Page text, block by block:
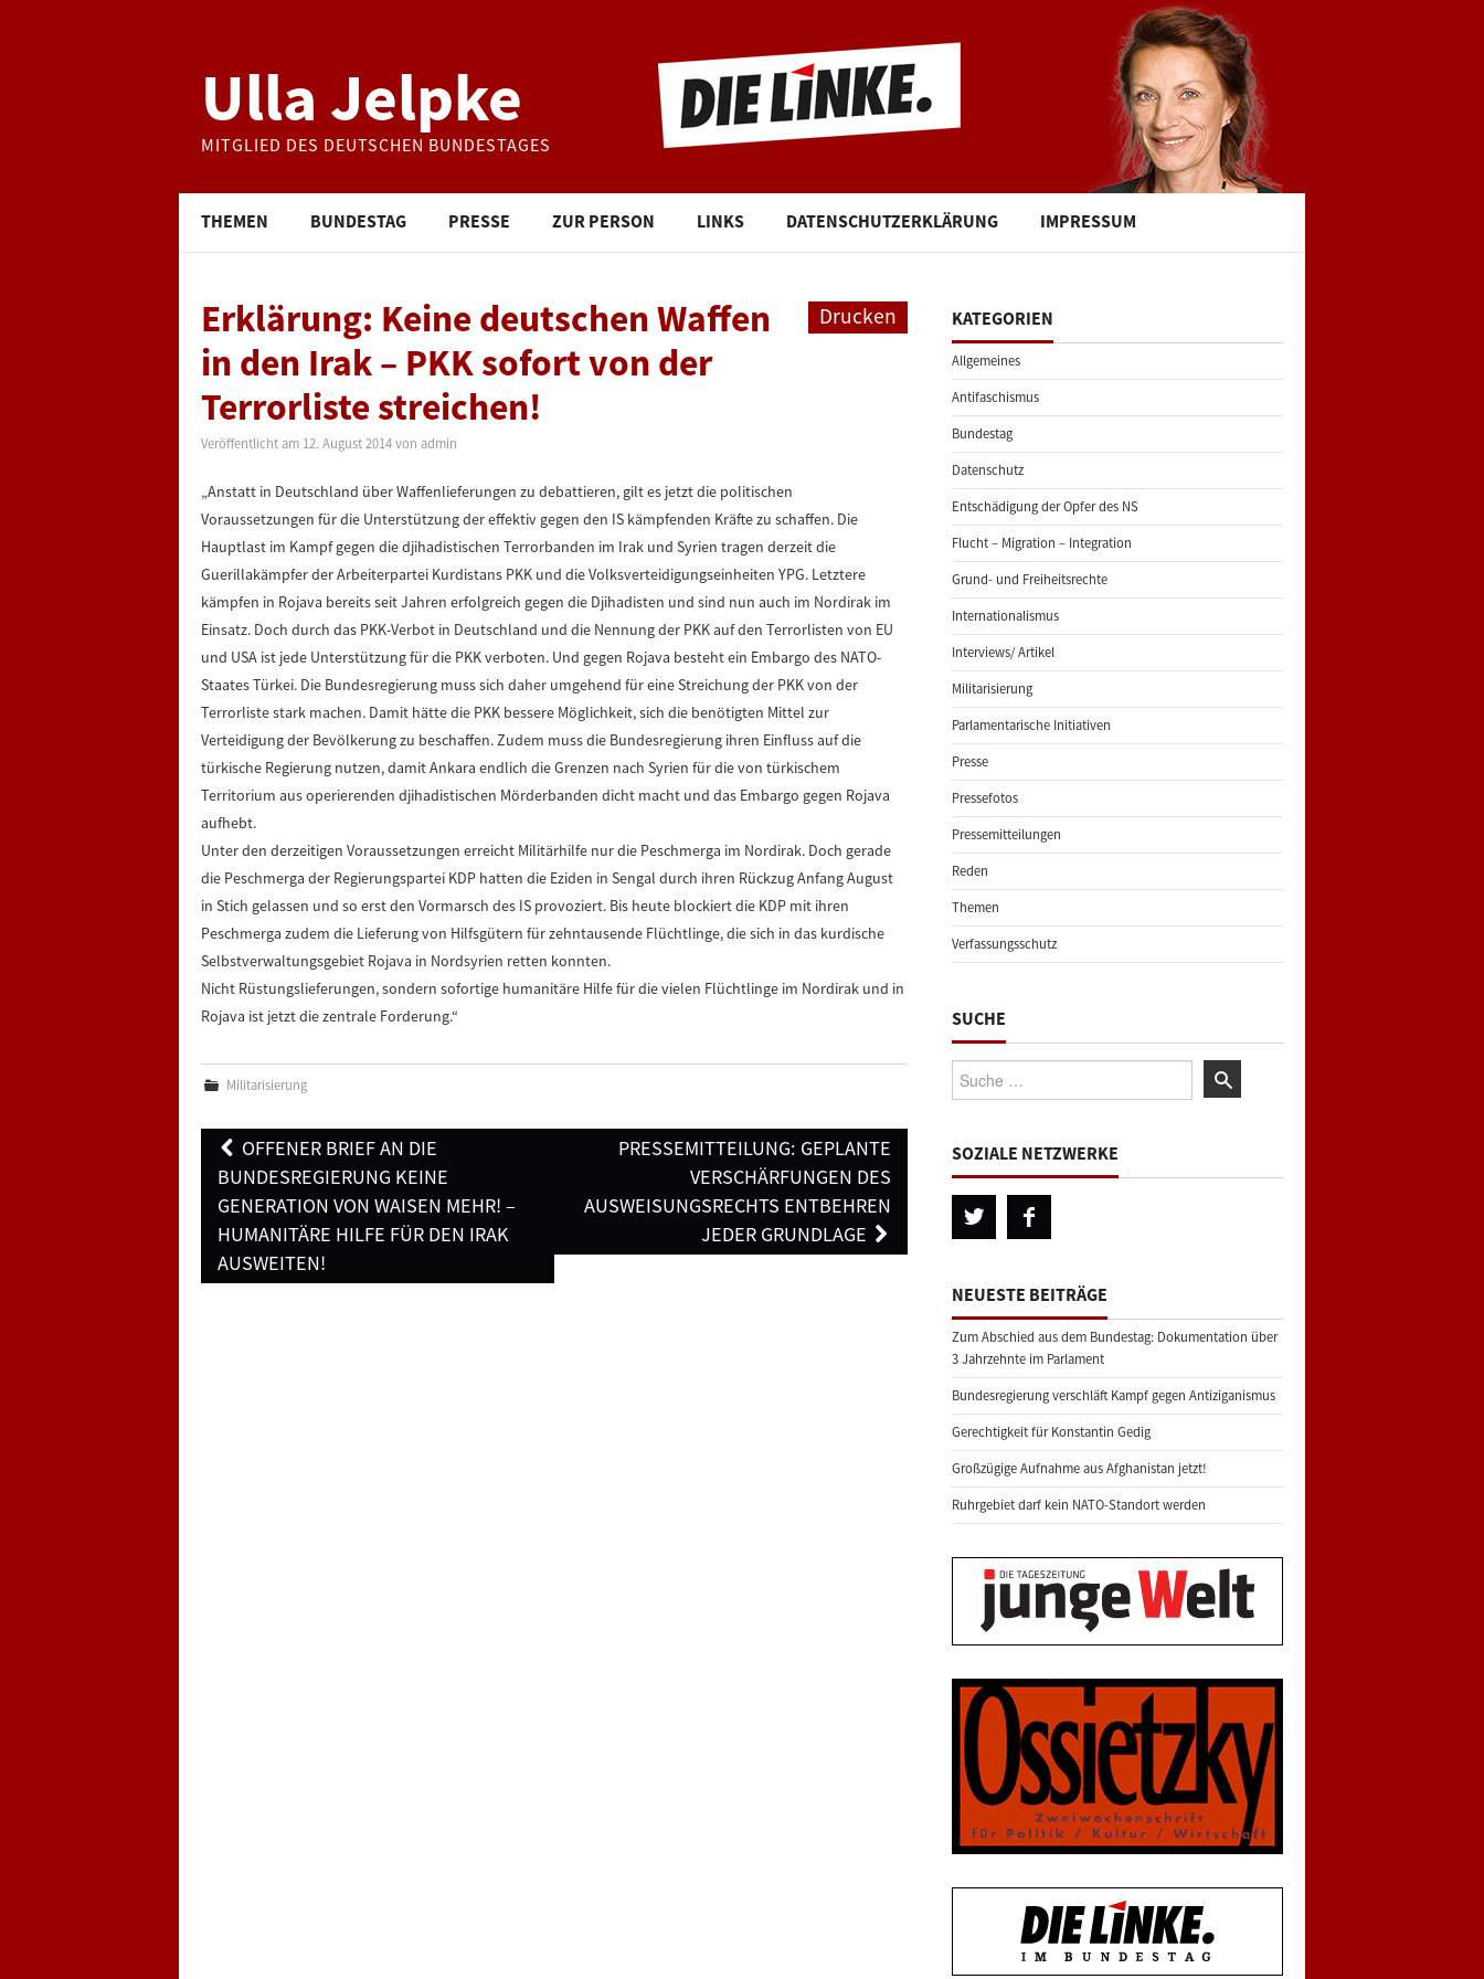
Ulla Jelpke
MITGLIED DES DEUTSCHEN BUNDESTAGES
THEMEN BUNDESTAG PRESSE ZUR PERSON LINKS DATENSCHUTZERKLÄRUNG IMPRESSUM
Drucken
Erklärung: Keine deutschen Waffen
in den Irak – PKK sofort von der
Terrorliste streichen!
Veröffentlicht am 12. August 2014 von admin
„Anstatt in Deutschland über Waffenlieferungen zu debattieren, gilt es jetzt die politischen
Voraussetzungen für die Unterstützung der effektiv gegen den IS kämpfenden Kräfte zu schaffen. Die
Hauptlast im Kampf gegen die djihadistischen Terrorbanden im Irak und Syrien tragen derzeit die
Guerillakämpfer der Arbeiterpartei Kurdistans PKK und die Volksverteidigungseinheiten YPG. Letztere
kämpfen in Rojava bereits seit Jahren erfolgreich gegen die Djihadisten und sind nun auch im Nordirak im
Einsatz. Doch durch das PKK-Verbot in Deutschland und die Nennung der PKK auf den Terrorlisten von EU
und USA ist jede Unterstützung für die PKK verboten. Und gegen Rojava besteht ein Embargo des NATO-
Staates Türkei. Die Bundesregierung muss sich daher umgehend für eine Streichung der PKK von der
Terrorliste stark machen. Damit hätte die PKK bessere Möglichkeit, sich die benötigten Mittel zur
Verteidigung der Bevölkerung zu beschaffen. Zudem muss die Bundesregierung ihren Einfluss auf die
türkische Regierung nutzen, damit Ankara endlich die Grenzen nach Syrien für die von türkischem
Territorium aus operierenden djihadistischen Mörderbanden dicht macht und das Embargo gegen Rojava
aufhebt.
Unter den derzeitigen Voraussetzungen erreicht Militärhilfe nur die Peschmerga im Nordirak. Doch gerade
die Peschmerga der Regierungspartei KDP hatten die Eziden in Sengal durch ihren Rückzug Anfang August
in Stich gelassen und so erst den Vormarsch des IS provoziert. Bis heute blockiert die KDP mit ihren
Peschmerga zudem die Lieferung von Hilfsgütern für zehntausende Flüchtlinge, die sich in das kurdische
Selbstverwaltungsgebiet Rojava in Nordsyrien retten konnten.
Nicht Rüstungslieferungen, sondern sofortige humanitäre Hilfe für die vielen Flüchtlinge im Nordirak und in
Rojava ist jetzt die zentrale Forderung.“
Militarisierung
Post
navigation
OFFENER BRIEF AN DIE
BUNDESREGIERUNG KEINE
GENERATION VON WAISEN MEHR! –
HUMANITÄRE HILFE FÜR DEN IRAK
AUSWEITEN!
PRESSEMITTEILUNG: GEPLANTE
VERSCHÄRFUNGEN DES
AUSWEISUNGSRECHTS ENTBEHREN
JEDER GRUNDLAGE
KATEGORIEN
Allgemeines
Antifaschismus
Bundestag
Datenschutz
Entschädigung der Opfer des NS
Flucht – Migration – Integration
Grund- und Freiheitsrechte
Internationalismus
Interviews/ Artikel
Militarisierung
Parlamentarische Initiativen
Presse
Pressefotos
Pressemitteilungen
Reden
Themen
Verfassungsschutz
SUCHE
Suche:
SOZIALE NETZWERKE
NEUESTE BEITRÄGE
Zum Abschied aus dem Bundestag: Dokumentation über
3 Jahrzehnte im Parlament
Bundesregierung verschläft Kampf gegen Antiziganismus
Gerechtigkeit für Konstantin Gedig
Großzügige Aufnahme aus Afghanistan jetzt!
Ruhrgebiet darf kein NATO-Standort werden